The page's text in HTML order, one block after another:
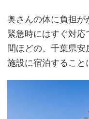
奥さんの体に負担が
緊急時にはすぐ対
間ほどの、千葉県
施設に宿泊すること